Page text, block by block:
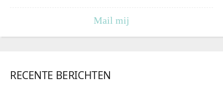
Mail mij
RECENTE BERICHTEN